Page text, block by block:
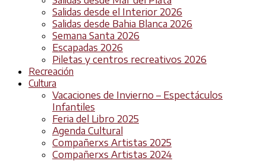
Salidas desde el Interior 2026
Salidas desde Bahia Blanca 2026
Semana Santa 2026
Escapadas 2026
Piletas y centros recreativos 2026
Recreación
Cultura
Vacaciones de Invierno – Espectáculos
Infantiles
Feria del Libro 2025
Agenda Cultural
Compañerxs Artistas 2025
Compañerxs Artistas 2024